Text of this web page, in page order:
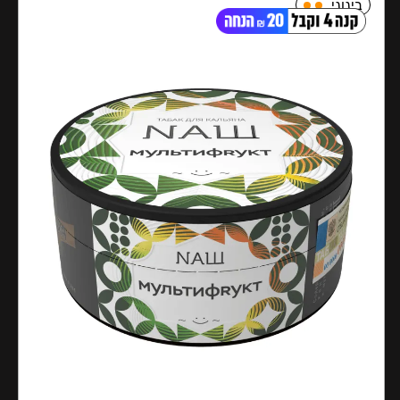
בינוני